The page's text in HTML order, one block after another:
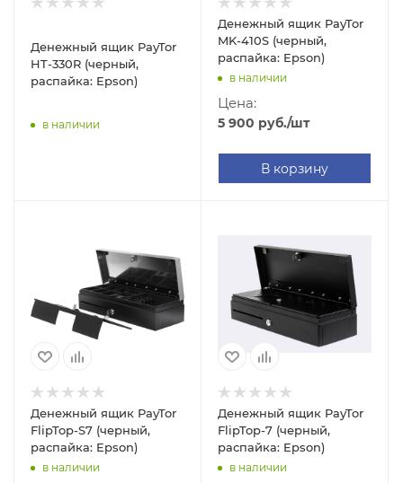
Денежный ящик PayTor
HT-330R (черный,
распайка: Epson)
в наличии
Денежный ящик PayTor
MK-410S (черный,
распайка: Epson)
в наличии
Цена:
5 900 руб./шт
В корзину
Денежный ящик PayTor
FlipTop-S7 (черный,
распайка: Epson)
в наличии
Денежный ящик PayTor
FlipTop-7 (черный,
распайка: Epson)
в наличии